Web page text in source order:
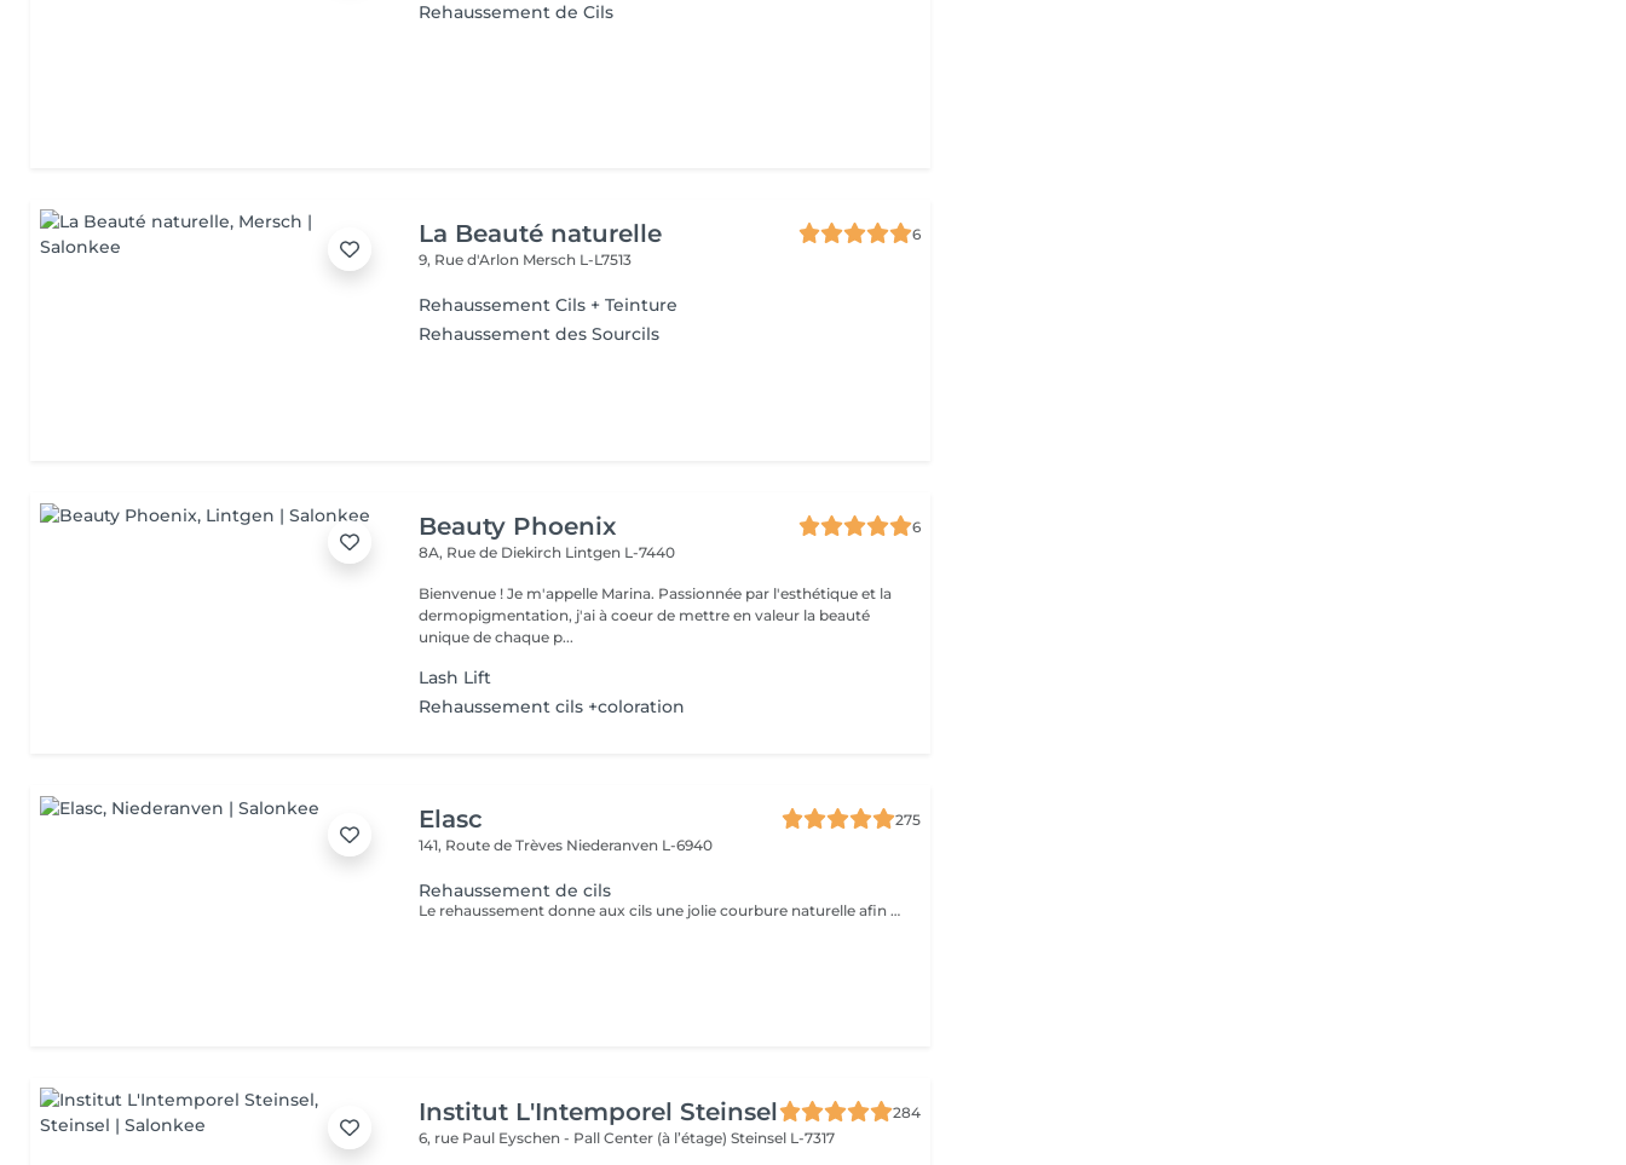
Rehaussement de Cils
La Beauté naturelle
6
9, Rue d'Arlon Mersch L-L7513
Rehaussement Cils + Teinture
Rehaussement des Sourcils
Beauty Phoenix
6
8A, Rue de Diekirch Lintgen L-7440
Bienvenue ! Je m'appelle Marina. Passionnée par l'esthétique et la
dermopigmentation, j'ai à coeur de mettre en valeur la beauté
unique de chaque p...
Lash Lift
Rehaussement cils +coloration
Elasc
275
141, Route de Trèves Niederanven L-6940
Rehaussement de cils
Le rehaussement donne aux cils une jolie courbure naturelle afin d'ouvrir le regard. La kératine apporte aux cils résistance, solidité et vitalité. Misencil est une gamme de produits spécifique pour le contour de l'oeil. Tenue : environ 5 semaines.
Institut L'Intemporel Steinsel
284
6, rue Paul Eyschen - Pall Center (à l’étage)Steinsel L-7317